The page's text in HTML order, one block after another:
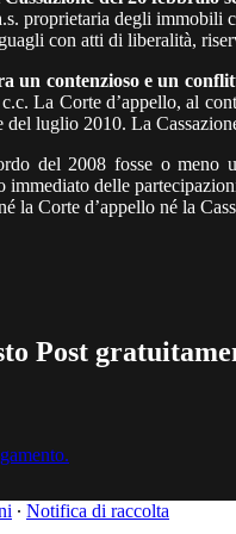
proprietaria degli
con atti di liberalità,
un contenzioso e un
La Corte d’appello, al
del luglio 2010. La
del 2008 fosse o
immediato delle
la Corte d’appello né la
Post
∙ Notifica di raccolta